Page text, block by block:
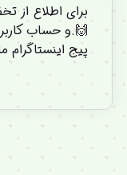
برای اطلاع از
🙌.و حساب
پیج اینستاگرام